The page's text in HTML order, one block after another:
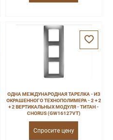
ОДНА МЕЖДУНАРОДНАЯ ТАРЕЛКА - ИЗ
ОКРАШЕННОГО ТЕХНОПОЛИМЕРА - 2 + 2
+ 2 ВЕРТИКАЛЬНЫХ МОДУЛЯ - ТИТАН -
CHORUS (GW16127VT)
Спросите цену